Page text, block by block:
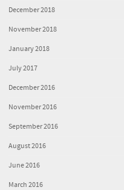
December 2018
November 2018
January 2018
July 2017
December 2016
November 2016
September 2016
August 2016
June 2016
March 2016